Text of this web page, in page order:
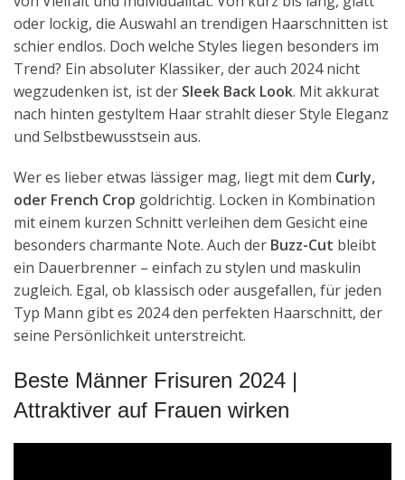
oder lockig, die Auswahl an trendigen Haarschnitten ist
schier endlos. Doch welche Styles liegen besonders im
Trend? Ein absoluter Klassiker, der auch 2024 nicht
wegzudenken ist, ist der Sleek Back Look. Mit akkurat
nach hinten gestyltem Haar strahlt dieser Style Eleganz
und Selbstbewusstsein aus.
Wer es lieber etwas lässiger mag, liegt mit dem Curly,
oder French Crop goldrichtig. Locken in Kombination
mit einem kurzen Schnitt verleihen dem Gesicht eine
besonders charmante Note. Auch der Buzz-Cut bleibt
ein Dauerbrenner – einfach zu stylen und maskulin
zugleich. Egal, ob klassisch oder ausgefallen, für jeden
Typ Mann gibt es 2024 den perfekten Haarschnitt, der
seine Persönlichkeit unterstreicht.
Beste Männer Frisuren 2024 |
Attraktiver auf Frauen wirken